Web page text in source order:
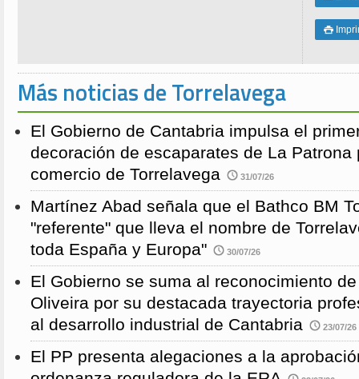

Más noticias de Torrelavega
El Gobierno de Cantabria impulsa el
decoración de escaparates de La Patrona
comercio de Torrelavega
31/07/26
Martínez Abad señala que el Bathco BM
"referente" que lleva el nombre de
toda España y Europa"
30/07/26
El Gobierno se suma al reconocimiento
Oliveira por su destacada trayectoria
al desarrollo industrial de Cantabria
23/07/26
El PP presenta alegaciones a la